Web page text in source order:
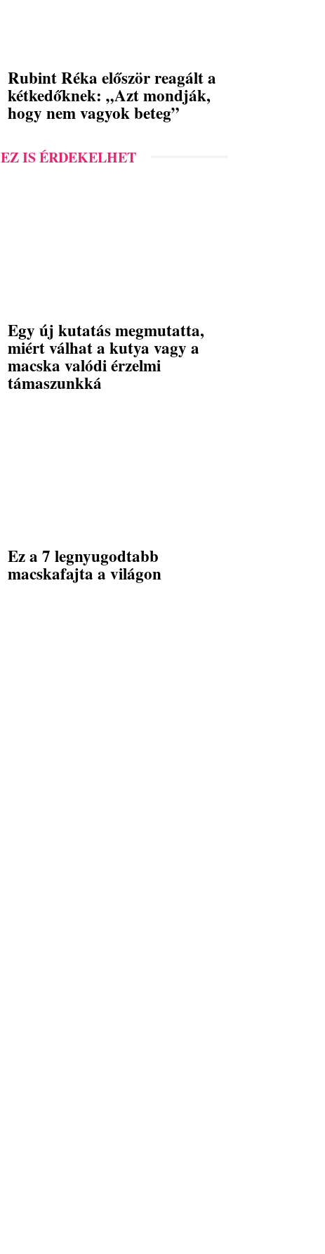
Rubint Réka először reagált a
kétkedőknek: „Azt mondják,
hogy nem vagyok beteg”
EZ IS ÉRDEKELHET
Egy új kutatás megmutatta,
miért válhat a kutya vagy a
macska valódi érzelmi
támaszunkká
Ez a 7 legnyugodtabb
macskafajta a világon